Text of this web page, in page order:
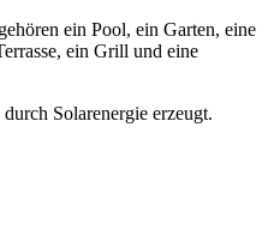
ein Pool, ein Garten, eine
ein Grill und eine
Solarenergie erzeugt.